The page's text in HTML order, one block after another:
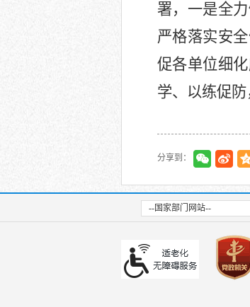
署，一是全
严格落实安
促各单位细
学、以练促
分享到：
--国家部门网站--